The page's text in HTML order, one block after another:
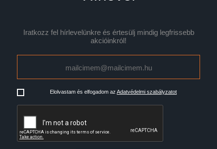
Iratkozz fel hírlevelünkre és értesülj mindig legfrissebb
akcióinkról!
Elolvastam és elfogadom az Adatvédelmi szabályzatot